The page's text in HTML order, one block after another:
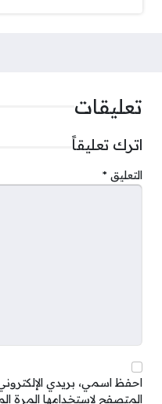
تعليقات
اترك تعليقاً
التعليق *
احفظ اسمي، بريدي
المتصفح لاستخدامها المرة